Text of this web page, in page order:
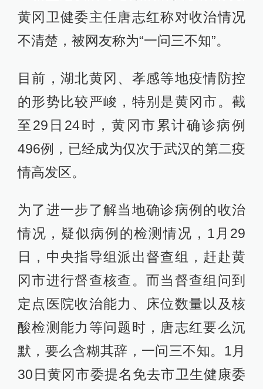
黄冈卫健委主任唐志红称对收治情况
不清楚，被网友称为“一问三不知”。
目前，湖北黄冈、孝感等地疫情防控
的形势比较严峻，特别是黄冈市。截
至29日24时，黄冈市累计确诊病例
496例，已经成为仅次于武汉的第二疫
情高发区。
为了进一步了解当地确诊病例的收治
情况，疑似病例的检测情况，1月29
日，中央指导组派出督查组，赶赴黄
冈市进行督查核查。而当督查组问到
定点医院收治能力、床位数量以及核
酸检测能力等问题时，唐志红要么沉
默，要么含糊其辞，一问三不知。1月
30日黄冈市委提名免去市卫生健康委